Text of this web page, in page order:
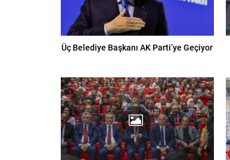
Üç Belediye Başkanı AK Parti’ye Geçiyor